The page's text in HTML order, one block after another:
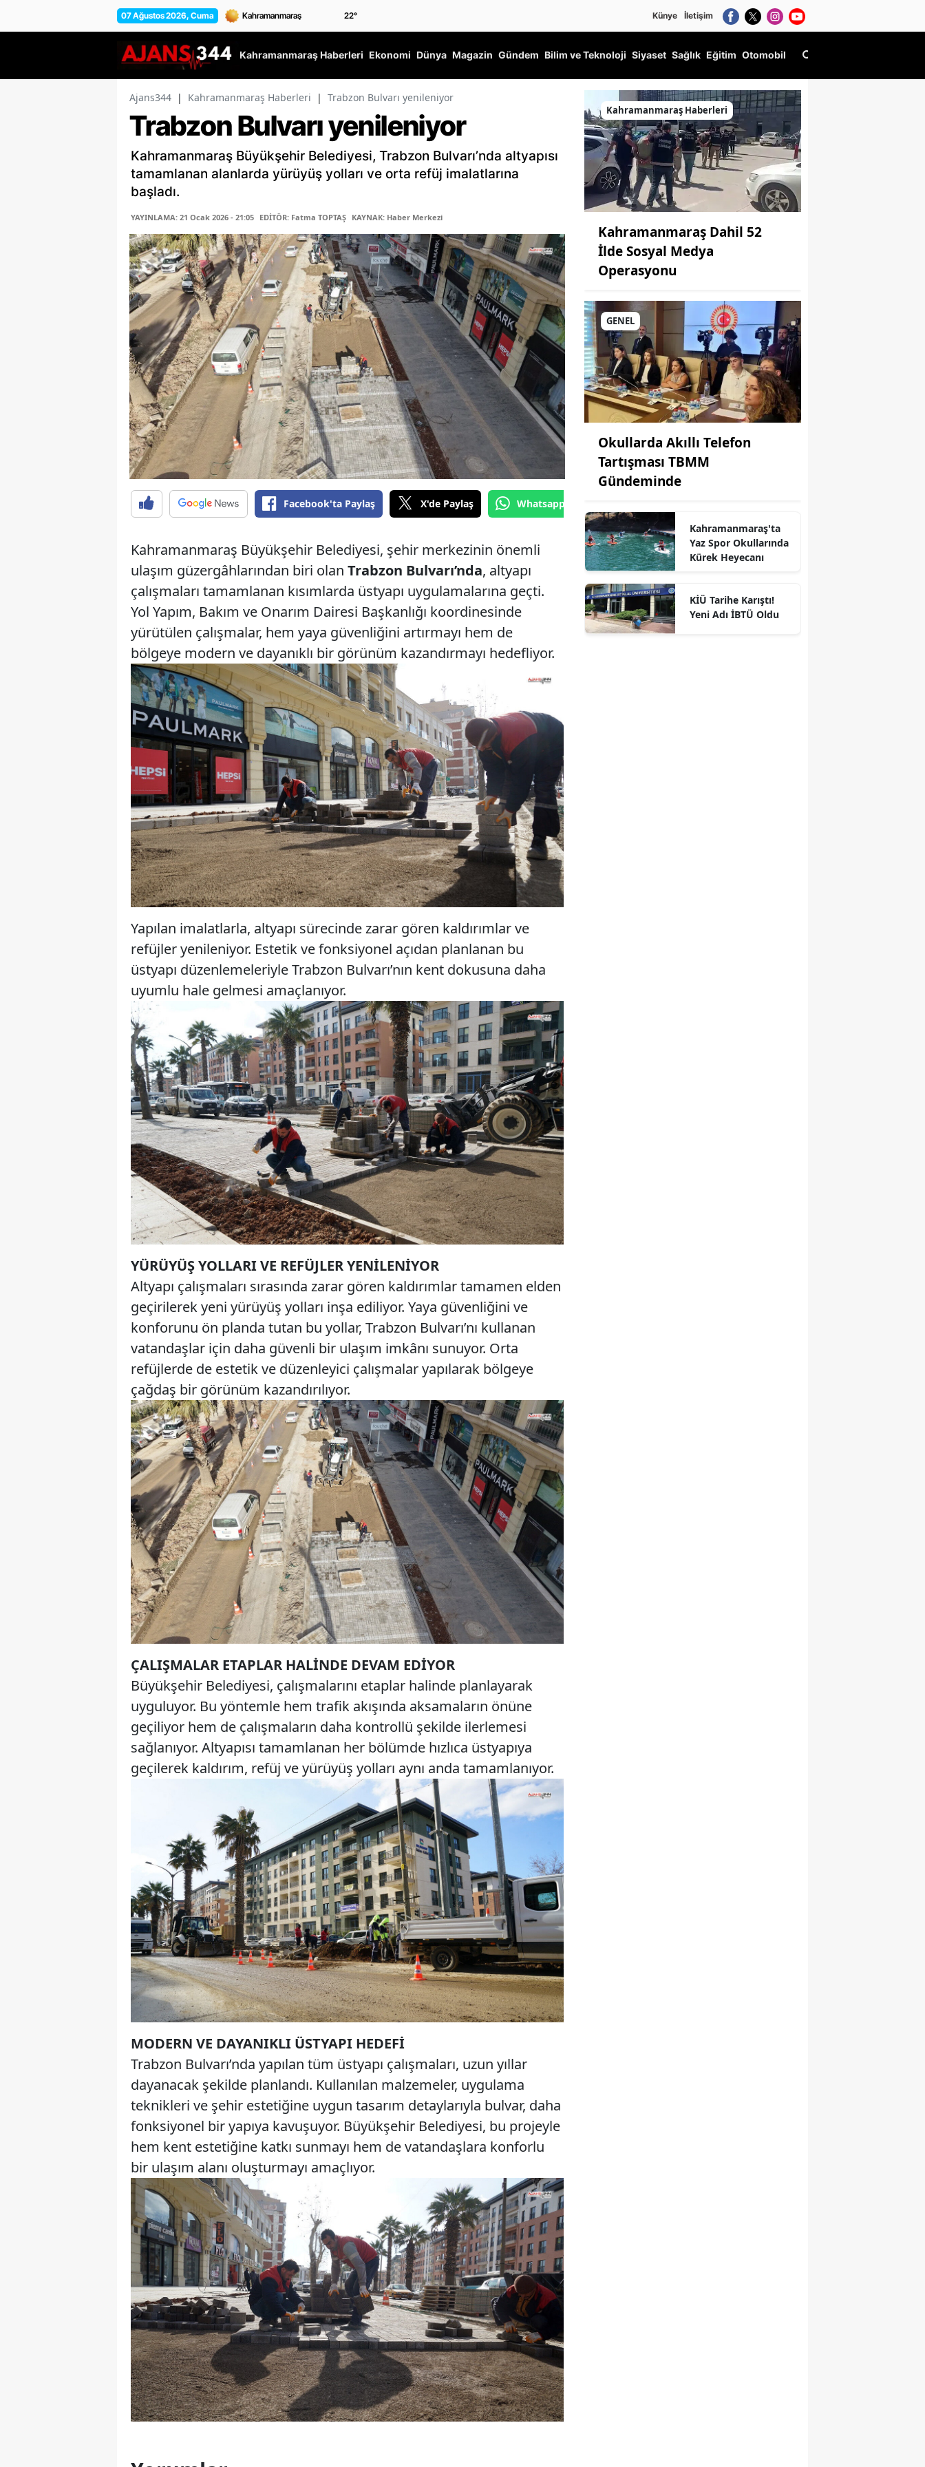
07 Ağustos 2026, Cuma 22° Künye İletişim
Kahramanmaraş Haberleri Ekonomi Dünya Magazin Gündem Bilim ve Teknoloji Siyaset Sağlık Eğitim Otomobil
Ajans344 | Kahramanmaraş Haberleri | Trabzon Bulvarı yenileniyor
Trabzon Bulvarı yenileniyor
Kahramanmaraş Büyükşehir Belediyesi, Trabzon Bulvarı’nda altyapısı
tamamlanan alanlarda yürüyüş yolları ve orta refüj imalatlarına
başladı.
YAYINLAMA: 21 Ocak 2026 - 21:05 EDİTÖR: Fatma TOPTAŞ KAYNAK: Haber Merkezi
Facebook'ta Paylaş X'de Paylaş Whatsapp'tan Gönder
Kahramanmaraş Büyükşehir Belediyesi, şehir merkezinin önemli
ulaşım güzergâhlarından biri olan Trabzon Bulvarı’nda, altyapı
çalışmaları tamamlanan kısımlarda üstyapı uygulamalarına geçti.
Yol Yapım, Bakım ve Onarım Dairesi Başkanlığı koordinesinde
yürütülen çalışmalar, hem yaya güvenliğini artırmayı hem de
bölgeye modern ve dayanıklı bir görünüm kazandırmayı hedefliyor.
Yapılan imalatlarla, altyapı sürecinde zarar gören kaldırımlar ve
refüjler yenileniyor. Estetik ve fonksiyonel açıdan planlanan bu
üstyapı düzenlemeleriyle Trabzon Bulvarı’nın kent dokusuna daha
uyumlu hale gelmesi amaçlanıyor.
YÜRÜYÜŞ YOLLARI VE REFÜJLER YENİLENİYOR
Altyapı çalışmaları sırasında zarar gören kaldırımlar tamamen elden
geçirilerek yeni yürüyüş yolları inşa ediliyor. Yaya güvenliğini ve
konforunu ön planda tutan bu yollar, Trabzon Bulvarı’nı kullanan
vatandaşlar için daha güvenli bir ulaşım imkânı sunuyor. Orta
refüjlerde de estetik ve düzenleyici çalışmalar yapılarak bölgeye
çağdaş bir görünüm kazandırılıyor.
ÇALIŞMALAR ETAPLAR HALİNDE DEVAM EDİYOR
Büyükşehir Belediyesi, çalışmalarını etaplar halinde planlayarak
uyguluyor. Bu yöntemle hem trafik akışında aksamaların önüne
geçiliyor hem de çalışmaların daha kontrollü şekilde ilerlemesi
sağlanıyor. Altyapısı tamamlanan her bölümde hızlıca üstyapıya
geçilerek kaldırım, refüj ve yürüyüş yolları aynı anda tamamlanıyor.
MODERN VE DAYANIKLI ÜSTYAPI HEDEFİ
Trabzon Bulvarı’nda yapılan tüm üstyapı çalışmaları, uzun yıllar
dayanacak şekilde planlandı. Kullanılan malzemeler, uygulama
teknikleri ve şehir estetiğine uygun tasarım detaylarıyla bulvar, daha
fonksiyonel bir yapıya kavuşuyor. Büyükşehir Belediyesi, bu projeyle
hem kent estetiğine katkı sunmayı hem de vatandaşlara konforlu
bir ulaşım alanı oluşturmayı amaçlıyor.
Kahramanmaraş Haberleri
Kahramanmaraş Dahil 52
İlde Sosyal Medya
Operasyonu
GENEL
Okullarda Akıllı Telefon
Tartışması TBMM
Gündeminde
Kahramanmaraş'ta
Yaz Spor Okullarında
Kürek Heyecanı
KİÜ Tarihe Karıştı!
Yeni Adı İBTÜ Oldu